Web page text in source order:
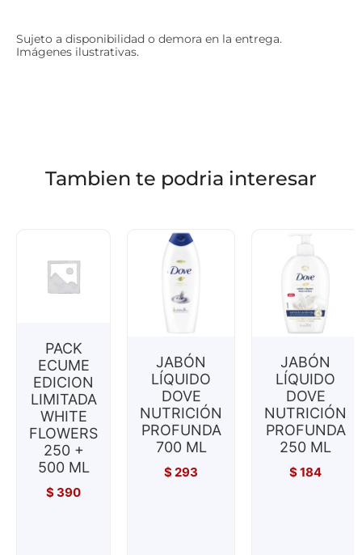
Sujeto a disponibilidad o demora en la entrega.
Imágenes ilustrativas.
Tambien te podria interesar
PACK
ECUME
EDICION
LIMITADA
WHITE
FLOWERS
250 +
500 ML
$ 390
JABÓN
LÍQUIDO
DOVE
NUTRICIÓN
PROFUNDA
700 ML
$293
JABÓN
LÍQUIDO
DOVE
NUTRICIÓN
PROFUNDA
250 ML
$184